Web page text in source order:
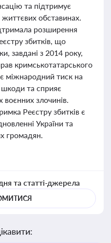
та підтримує
обставинах.
розширення
збитків, що
завдані з 2014 року,
кримськотатарського
міжнародний тиск на
та сприяє
воєнних злочинів.
Реєстру збитків є
України та
громадян.
та статті-джерела